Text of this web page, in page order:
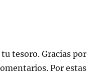
tesoro. Gracias por
Por estas